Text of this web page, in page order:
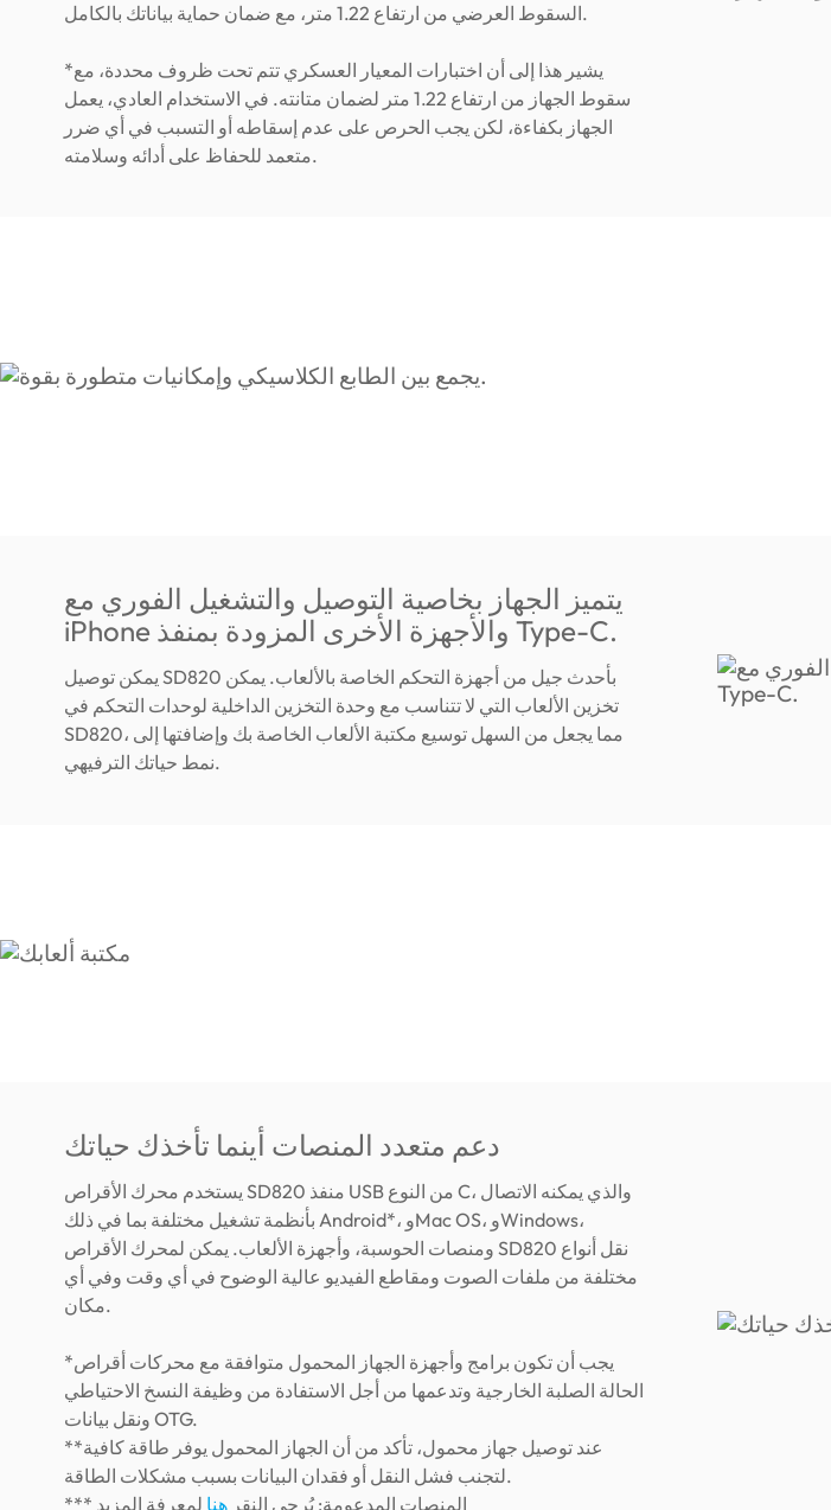
السقوط العرضي من ارتفاع 1.22 متر، مع ضمان حماية بياناتك بالكامل.
*يشير هذا إلى أن اختبارات المعيار العسكري تتم تحت ظروف محددة، مع
سقوط الجهاز من ارتفاع 1.22 متر لضمان متانته. في الاستخدام العادي، يعمل
الجهاز بكفاءة، لكن يجب الحرص على عدم إسقاطه أو التسبب في أي ضرر
متعمد للحفاظ على أدائه وسلامته.
يتميز الجهاز بخاصية التوصيل والتشغيل الفوري مع
iPhone والأجهزة الأخرى المزودة بمنفذ Type-C.
يمكن توصيل SD820 بأحدث جيل من أجهزة التحكم الخاصة بالألعاب. يمكن
تخزين الألعاب التي لا تتناسب مع وحدة التخزين الداخلية لوحدات التحكم في
SD820، مما يجعل من السهل توسيع مكتبة الألعاب الخاصة بك وإضافتها إلى
نمط حياتك الترفيهي.
دعم متعدد المنصات أينما تأخذك حياتك
يستخدم محرك الأقراص SD820 منفذ USB من النوع C، والذي يمكنه الاتصال
بأنظمة تشغيل مختلفة بما في ذلك Android*، وMac OS، وWindows،
ومنصات الحوسبة، وأجهزة الألعاب. يمكن لمحرك الأقراص SD820 نقل أنواع
مختلفة من ملفات الصوت ومقاطع الفيديو عالية الوضوح في أي وقت وفي أي
مكان.
*يجب أن تكون برامج وأجهزة الجهاز المحمول متوافقة مع محركات أقراص
الحالة الصلبة الخارجية وتدعمها من أجل الاستفادة من وظيفة النسخ الاحتياطي
ونقل بيانات OTG.
**عند توصيل جهاز محمول، تأكد من أن الجهاز المحمول يوفر طاقة كافية
لتجنب فشل النقل أو فقدان البيانات بسبب مشكلات الطاقة.
*** المنصات المدعومة: يُرجى النقرهنا لمعرفة المزيد